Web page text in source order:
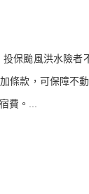
保颱風洪水險者
條款，可保障不
費。 ...